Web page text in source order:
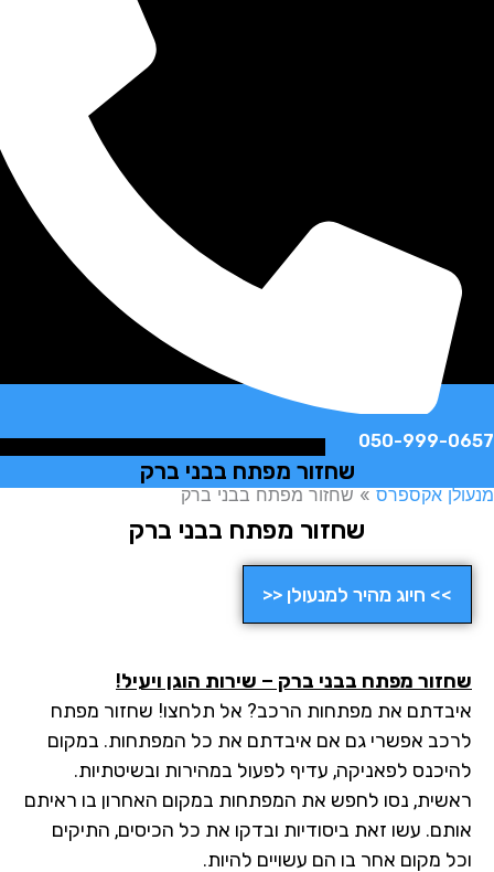
050-999-
שחזור מפתח בבני ברק
אקספרס»שחזור מפתח בבני ברק
שחזור מפתח בבני ברק
>> חיוג מהיר למנעולן <<
מפתח בבני ברק – שירות הוגן ויעיל!
את מפתחות הרכב? אל תלחצו! שחזור מפתח
אפשרי גם אם איבדתם את כל המפתחות. במקום
לפאניקה, עדיף לפעול במהירות ובשיטתיות.
נסו לחפש את המפתחות במקום האחרון בו ראיתם
עשו זאת ביסודיות ובדקו את כל הכיסים, התיקים
מקום אחר בו הם עשויים להיות.